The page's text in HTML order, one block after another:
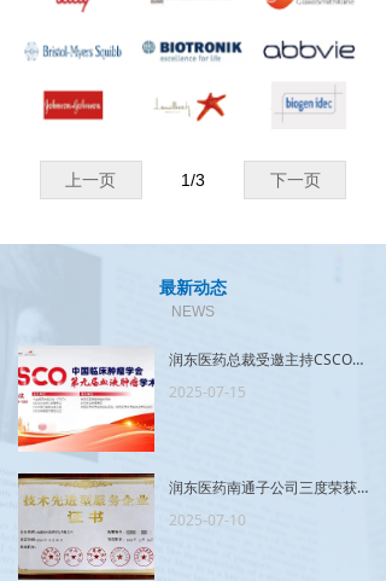
最新动态
NEWS
润东医药总裁受邀主持CSCO第九届血液肿瘤学术大会专场
2025-07-15
润东医药南通子公司三度荣获江苏省技术先进型服务企业 彰显优质服务实力
2025-07-10
上一页 下一页
1/3